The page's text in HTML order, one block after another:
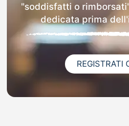
"soddisfatti o
dedicata prima
REGISTRATI